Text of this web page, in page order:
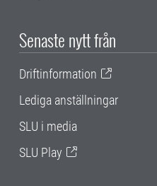
Senaste nytt från
Driftinformation
Lediga anställningar
SLU i media
SLU Play